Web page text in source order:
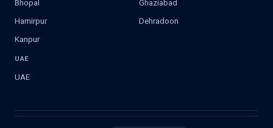
Bhopal
Ghaziabad
Hamirpur
Dehradoon
Kanpur
UAE
UAE